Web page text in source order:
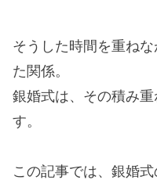
そうした時間を重ね
た関係。
銀婚式は、その積み
す。
この記事では、銀婚